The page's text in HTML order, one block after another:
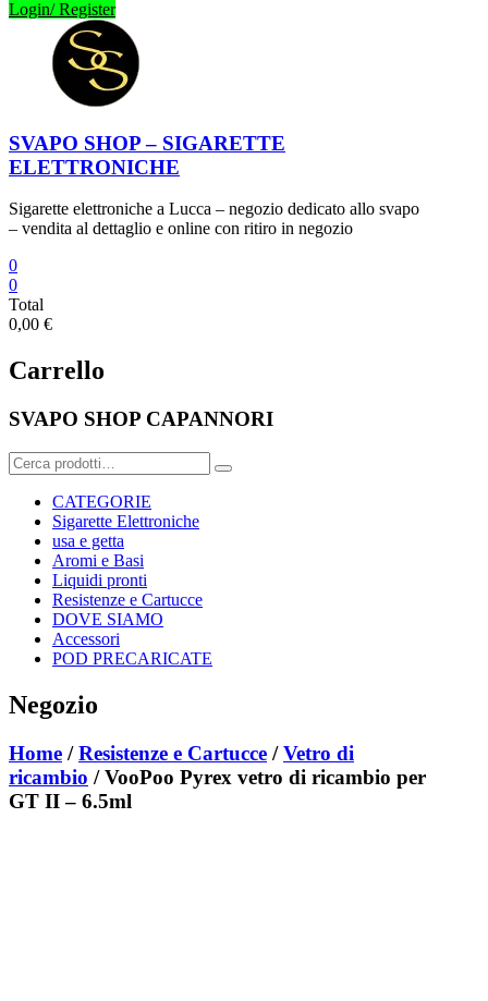
Login/ Register
SVAPO SHOP – SIGARETTE
ELETTRONICHE
Sigarette elettroniche a Lucca – negozio dedicato allo svapo
– vendita al dettaglio e online con ritiro in negozio
0
0
Total
0,00 €
Carrello
SVAPO SHOP CAPANNORI
Cerca:
CATEGORIE
Sigarette Elettroniche
usa e getta
Aromi e Basi
Liquidi pronti
Resistenze e Cartucce
DOVE SIAMO
Accessori
POD PRECARICATE
Negozio
Home /Resistenze e Cartucce /Vetro di
ricambio / VooPoo Pyrex vetro di ricambio per
GT II – 6.5ml